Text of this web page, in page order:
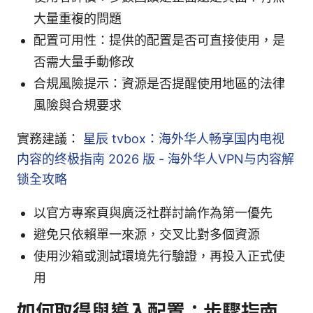
大量重複的問題
配置可用性：提供的配置是否可直接使用，是
否需大量手動修改
合規風險提示：資源是否提醒使用地區的法律
風險與合規要求
實務建議： 星辰 tvbox：海外华人畅享国内电视
内容的终极指南 2026 版 - 海外华人VPN与内容解
锁全攻略
以官方專案頁與廣泛社群討論作為第一優先
避免只依賴單一來源，交叉比對多個資源
使用沙箱或測試環境先行驗證，再投入正式使
用